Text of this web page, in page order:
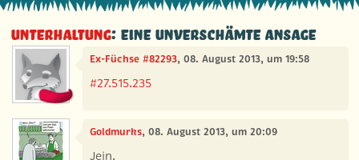
Unterhaltung: eine unverschämte Ansage
Ex-Füchse #82293, 08. August 2013, um 19:58
#27.515.235
Goldmurks, 08. August 2013, um 20:09
Jein.